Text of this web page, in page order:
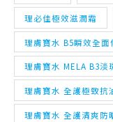
理必佳極效滋潤霜
理膚寶水 B5瞬效全面
理膚寶水 MELA B3淡
理膚寶水 全護極致抗
理膚寶水 全護清爽防